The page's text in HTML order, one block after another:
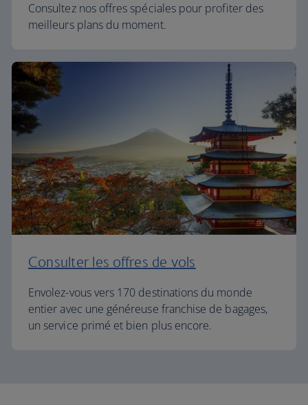
Consultez nos offres spéciales pour profiter des
meilleurs plans du moment.
Consulter les offres de vols
Envolez-vous vers 170 destinations du monde
entier avec une généreuse franchise de bagages,
un service primé et bien plus encore.